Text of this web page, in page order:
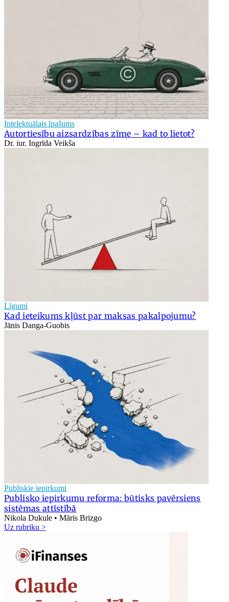
Intelektuālais īpašums
Autortiesību aizsardzības zīme – kad to lietot?
Dr. iur. Ingrīda Veikša
Līgumi
Kad ieteikums kļūst par maksas pakalpojumu?
Jānis Danga-Guobis
Publiskie iepirkumi
Publisko iepirkumu reforma: būtisks pavērsiens
sistēmas attīstībā
Nikola Dukule • Māris Brizgo
Uz rubriku >